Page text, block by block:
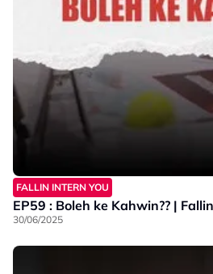
FALLIN INTERN YOU
EP59 : Boleh ke Kahwin?? |
30/06/2025